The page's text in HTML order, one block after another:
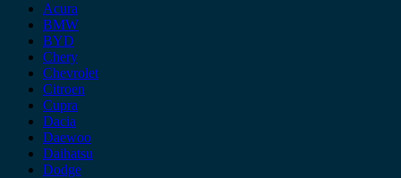
Acura
BMW
BYD
Chery
Chevrolet
Citroen
Cupra
Dacia
Daewoo
Daihatsu
Dodge